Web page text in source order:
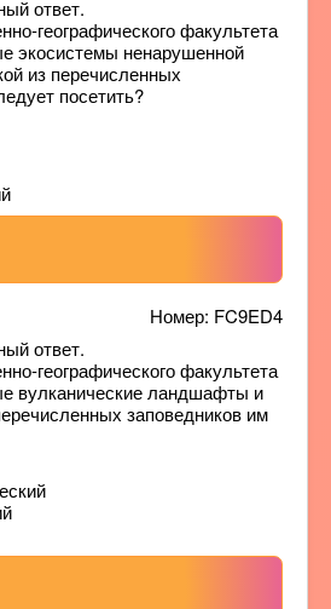
ответ.
географического факультета
экосистемы ненарушенной
из перечисленных
посетить?
Номер: FC9ED4
ответ.
географического факультета
вулканические ландшафты и
заповедников им